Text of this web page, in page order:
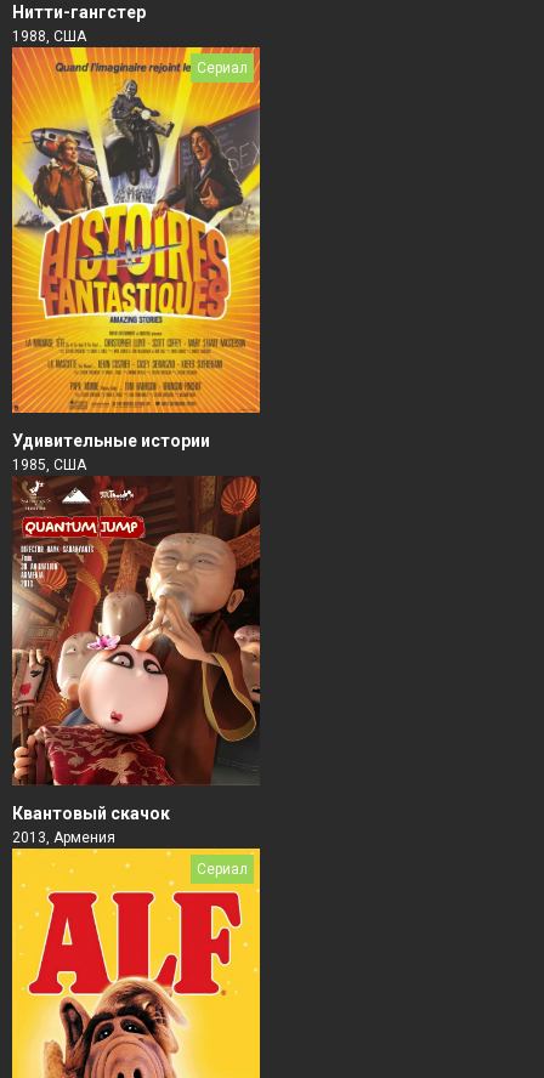
Нитти-гангстер
1988, США
Сериал
Удивительные истории
1985, США
Квантовый скачок
2013, Армения
Сериал